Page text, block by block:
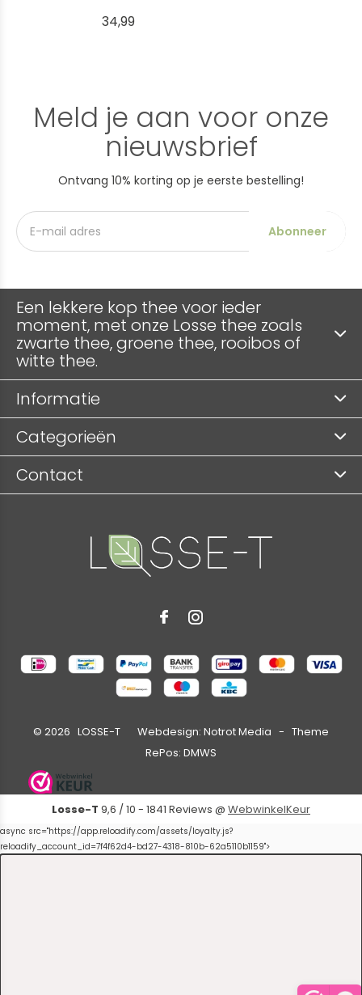
34,99
Meld je aan voor onze
nieuwsbrief
Ontvang 10% korting op je eerste bestelling!
Abonneer
Een lekkere kop thee voor ieder
moment, met onze Losse thee zoals
zwarte thee, groene thee, rooibos of
witte thee.
Informatie
Categorieën
Contact
© 2026 LOSSE-T Webdesign: Notrot Media - Theme
RePos: DMWS
Losse-T 9,6 / 10 - 1841 Reviews @ WebwinkelKeur
async src="https://app.reloadify.com/assets/loyalty.js?
reloadify_account_id=7f4f62d4-bd27-4318-810b-62a5110b1159">